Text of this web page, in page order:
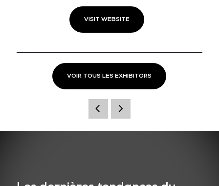
VISIT WEBSITE
VOIR TOUS LES EXHIBITORS